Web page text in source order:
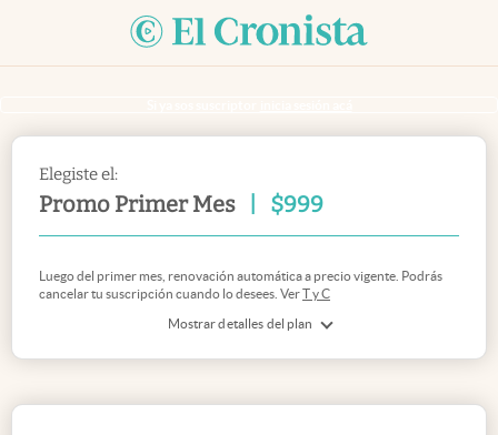
Elegiste el:
Promo Primer Mes $999
Mostrar detalles del plan
Luego del primer mes, renovación automática a precio vigente. Podrás
cancelar tu suscripción cuando lo desees. VerT y C